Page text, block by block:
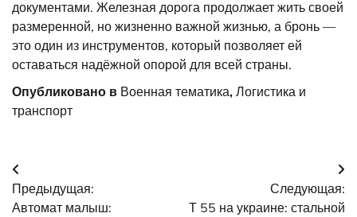
документами. Железная дорога продолжает жить своей
размеренной, но жизненно важной жизнью, а бронь —
это один из инструментов, который позволяет ей
оставаться надёжной опорой для всей страны.
Опубликовано в Военная тематика, Логистика и
транспорт
Навигация
по
Предыдущая:
Автомат малыш:
Следующая:
Т 55 на украине: стальной